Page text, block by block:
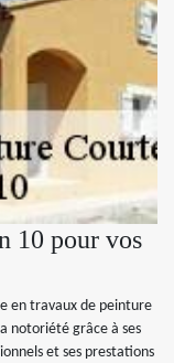
10 pour vos
en travaux de peinture
notoriété grâce à ses
et ses prestations